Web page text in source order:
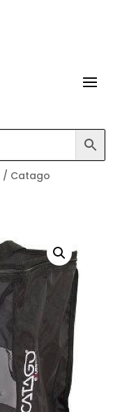
/ Catago